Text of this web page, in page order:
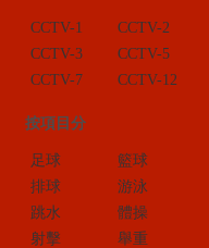
CCTV-1
CCTV-2
CCTV-3
CCTV-5
CCTV-7
CCTV-12
按項目分
足球
籃球
排球
游泳
跳水
體操
射擊
舉重